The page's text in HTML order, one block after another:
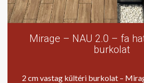
Mirage – NAU 2.0 – fa
burkolat
2 cm vastag kültéri burkolat –